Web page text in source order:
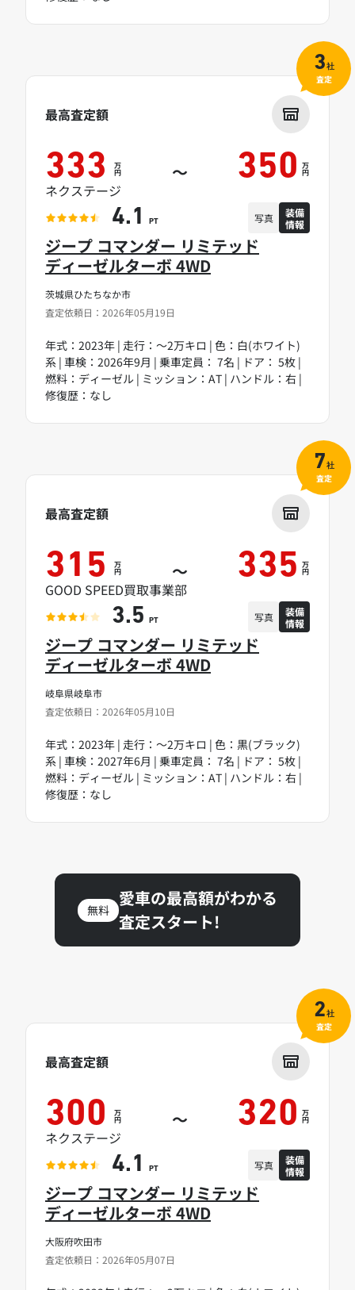
茨城県ひたちなか市
査定依頼日：2026年05月19日
ジープ コマンダー リミテッド
ディーゼルターボ 4WD
年式：2023年 | 走行：～2万キロ | 色：白(ホワイト)
系 | 車検：2026年9月 | 乗車定員： 7名 | ドア： 5枚 |
燃料：ディーゼル | ミッション：AT | ハンドル：右 |
修復歴：なし
最高査定額
333 万
円 ～ 350 万
円
ネクステージ
4.1 PT 写真
装備
情報
3社
査定
岐阜県岐阜市
査定依頼日：2026年05月10日
ジープ コマンダー リミテッド
ディーゼルターボ 4WD
年式：2023年 | 走行：～2万キロ | 色：黒(ブラック)
系 | 車検：2027年6月 | 乗車定員： 7名 | ドア： 5枚 |
燃料：ディーゼル | ミッション：AT | ハンドル：右 |
修復歴：なし
最高査定額
315 万
円 ～ 335 万
円
GOOD SPEED買取事業部
3.5 PT 写真
装備
情報
7社
査定
無料
愛車の最高額がわかる
査定スタート!
大阪府吹田市
査定依頼日：2026年05月07日
ジープ コマンダー リミテッド
ディーゼルターボ 4WD
最高査定額
300 万
円 ～ 320 万
円
ネクステージ
4.1 PT 写真
装備
情報
2社
査定